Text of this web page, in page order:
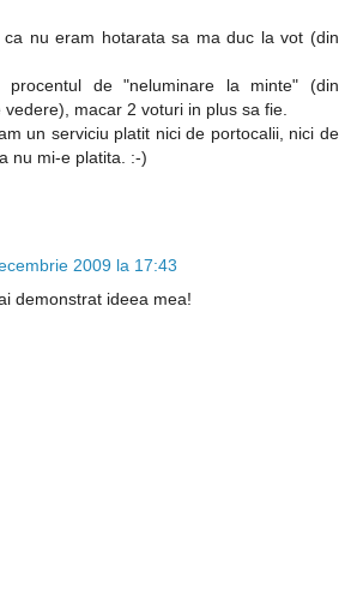
ca nu eram hotarata sa ma duc la vot (din
de "neluminare la minte" (din
macar 2 voturi in plus sa fie.
un serviciu platit nici de portocalii, nici de
nu mi-e platita. :-)
2009 la 17:43
demonstrat ideea mea!